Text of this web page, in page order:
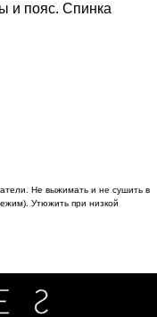
и пояс. Спинка
Не выжимать и не сушить в
Утюжить при низкой